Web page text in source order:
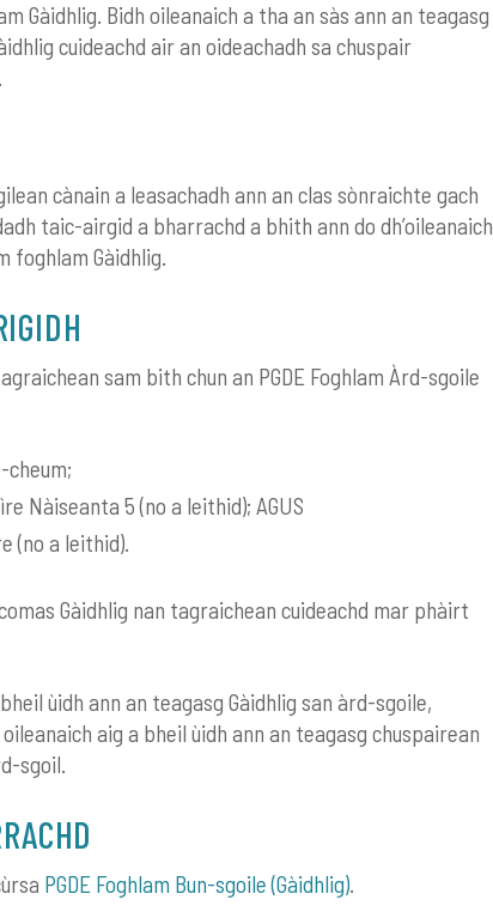
Gàidhlig. Bidh oileanaich a tha an sàs ann an teagasg
cuideachd air an oideachadh sa chuspair
cànain a leasachadh ann an clas sònraichte gach
taic-airgid a bharrachd a bhith ann do dh’oileanaich
foghlam Gàidhlig.
sam bith chun an PGDE Foghlam Àrd-sgoile
Nàiseanta 5 (no a leithid); AGUS
(no a leithid).
Gàidhlig nan tagraichean cuideachd mar phàirt
ùidh ann an teagasg Gàidhlig san àrd-sgoile,
aig a bheil ùidh ann an teagasg chuspairean
sgoil.
PGDE Foghlam Bun-sgoile (Gàidhlig).